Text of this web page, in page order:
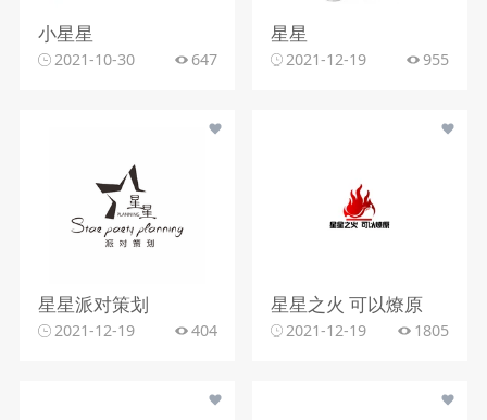
小星星
2021-10-30 647
星星
2021-12-19 955
星星派对策划
2021-12-19 404
星星之火 可以燎原
2021-12-19 1805